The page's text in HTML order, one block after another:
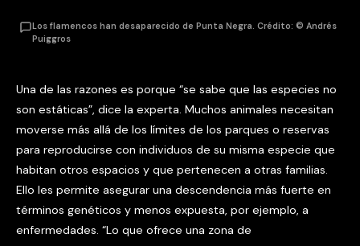
Los flamencos han desaparecido de Punta Negra. Crédito: © Andrés
Puiggros
Una de las razones es porque “se sabe que las especies no
son estáticas”, dice la experta. Muchos animales necesitan
moverse más allá de los límites de los parques o reservas
para reproducirse con individuos de su misma especie que
habitan otros espacios y que pertenecen a otras familias.
Ello les permite asegurar una descendencia más fuerte en
términos genéticos y menos expuesta, por ejemplo, a
enfermedades. “Lo que ofrece una zona de